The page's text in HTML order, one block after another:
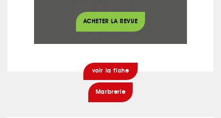
voir la fiche
Marbrerie
ACHETER LA REVUE